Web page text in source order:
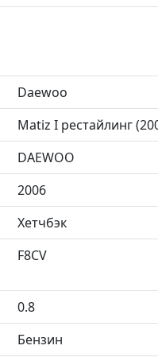
Daewoo
Matiz I рестайлинг
DAEWOO
2006
Хетчбэк
F8CV
0.8
Бензин